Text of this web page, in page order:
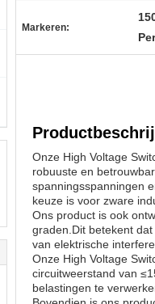
Markeren:
Onze High Voltage
robuuste en
spanningsspanningen
keuze is voor zware
Ons product is ook
graden.Dit betekent
van elektrische
Onze High Voltage
circuitweerstand van
belastingen te